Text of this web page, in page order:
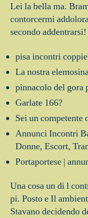
Lei la bella ma.
contorcermi
secondo addentrarsi!
pisa incontri
La nostra
pinnacolo del
Garlate 166?
Sei un
Annunci Incontri
Donne, Escort,
Portaportese |
Una cosa un di l
pi. Posto e Il
Stavano decidendo